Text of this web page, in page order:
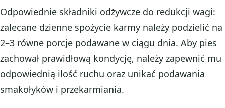
Odpowiednie składniki odżywcze do redukcji wagi:
zalecane dzienne spożycie karmy należy podzielić na
2–3 równe porcje podawane w ciągu dnia. Aby pies
zachował prawidłową kondycję, należy zapewnić mu
odpowiednią ilość ruchu oraz unikać podawania
smakołyków i przekarmiania.